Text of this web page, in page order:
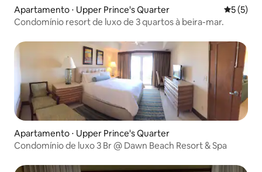
Apartamento ⋅ Upper Prince's Quarter 5 de
5 (5)
Condomínio resort de luxo de 3 quartos à beira-mar.
Apartamento ⋅ Upper Prince's Quarter
Condomínio de luxo 3 Br @ Dawn Beach Resort & Spa